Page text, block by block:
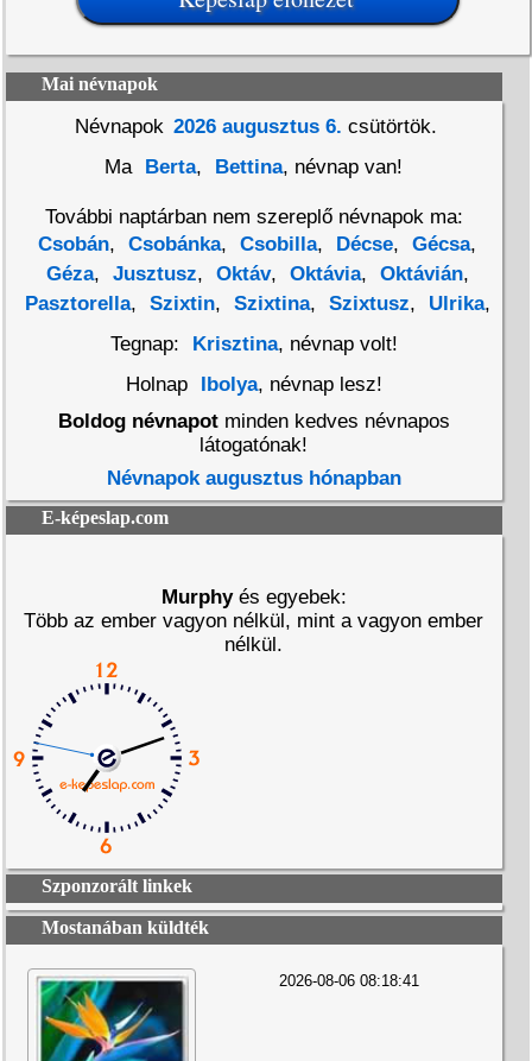
Mai névnapok
Névnapok 2026 augusztus 6. csütörtök.
Ma
Berta, Bettina, névnap van!
További naptárban nem szereplő névnapok ma:
Csobán, Csobánka, Csobilla, Décse, Gécsa,
Géza, Jusztusz, Oktáv, Oktávia, Oktávián,
Pasztorella, Szixtin, Szixtina, Szixtusz, Ulrika,
Tegnap:
Krisztina, névnap volt!
Holnap
Ibolya, névnap lesz!
Boldog névnapotminden kedves névnapos
látogatónak!
Névnapok augusztus hónapban
E-képeslap.com
Murphyés egyebek:
Több az ember vagyon nélkül, mint a vagyon ember
nélkül.
Szponzorált linkek
Mostanában küldték
2026-08-06 08:18:41